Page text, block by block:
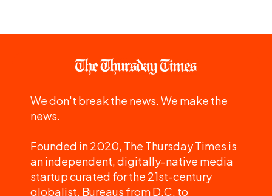
We don't break the news. We make the
news.
Founded in 2020, The Thursday Times is
an independent, digitally-native media
startup curated for the 21st-century
globalist. Bureaus from D.C. to